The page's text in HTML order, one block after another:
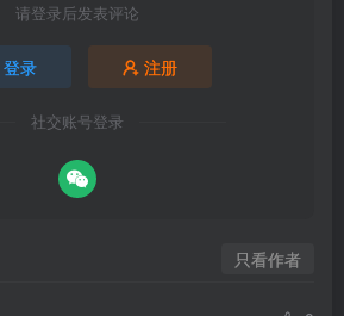
请登录后发表评论
登录 注册
社交账号登录
只看作者